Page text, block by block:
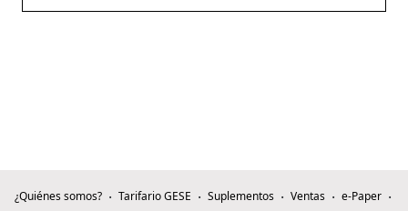
¿Quiénes somos? Tarifario GESE Suplementos Ventas
e-Paper